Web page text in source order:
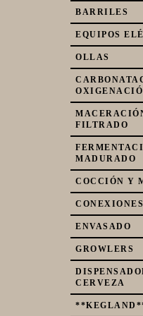
BARRILES
EQUIPOS
OLLAS
FILTRADO
MADURADO
COCCIÓN Y
CONEXIONES
ENVASADO
GROWLERS
CERVEZA